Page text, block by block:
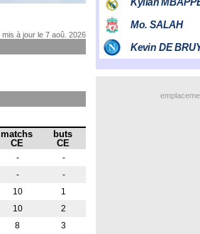
mis à jour le 7 aoû. 2026
matchs
CE
buts
CE
-
-
-
-
10
1
10
2
8
3